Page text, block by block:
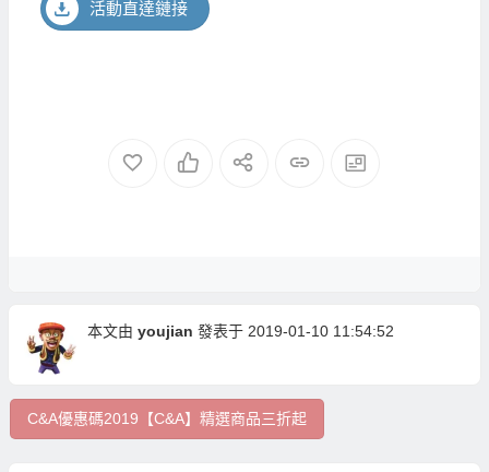
活動直達鏈接
本文由 youjian 發表于 2019-01-10 11:54:52
C&A優惠碼2019【C&A】精選商品三折起